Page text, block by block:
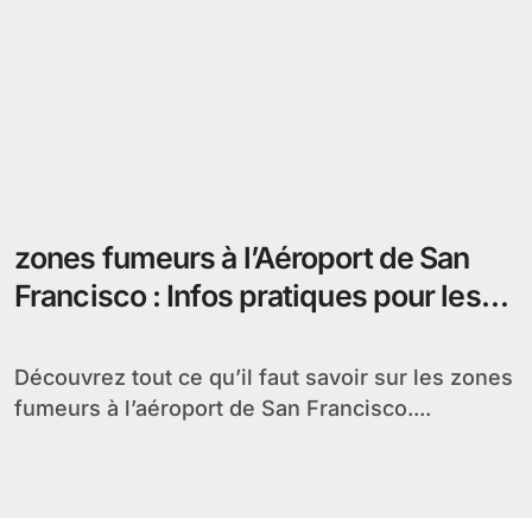
zones fumeurs à l’Aéroport de San
Francisco : Infos pratiques pour les
Découvrez tout ce qu’il faut savoir sur les zones
fumeurs à l’aéroport de San Francisco....